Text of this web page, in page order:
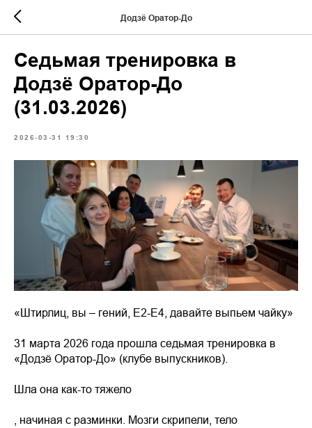
Додзё Оратор-До
Седьмая тренировка в
Додзё Оратор-До
(31.03.2026)
2026-03-31 19:30
«Штирлиц, вы – гений, Е2-Е4, давайте выпьем чайку»
31 марта 2026 года прошла седьмая тренировка в
«Додзё Оратор-До» (клубе выпускников).
Шла она как-то тяжело
, начиная с разминки. Мозги скрипели, тело